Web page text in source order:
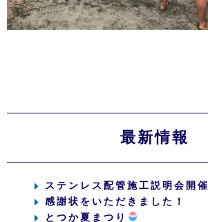
最新情報
ステンレス配管施工説明会開催
感謝状をいただきました！
とつか夏まつり